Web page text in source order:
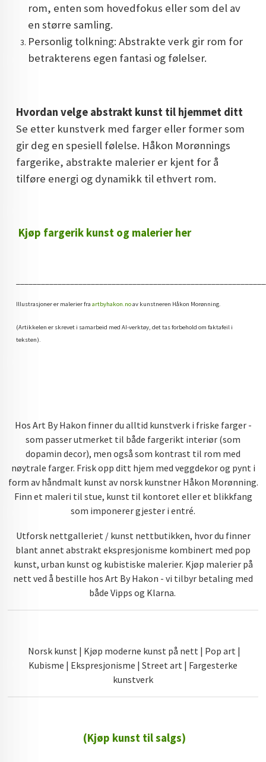
rom, enten som hovedfokus eller som del av
en større samling.
Personlig tolkning: Abstrakte verk gir rom for
betrakterens egen fantasi og følelser.
Hvordan velge abstrakt kunst til hjemmet ditt
Se etter kunstverk med farger eller former som
gir deg en spesiell følelse. Håkon Morønnings
fargerike, abstrakte malerier er kjent for å
tilføre energi og dynamikk til ethvert rom.
Kjøp fargerik kunst og malerier her
Illustrasjoner er malerier fraartbyhakon.noav kunstneren Håkon Morønning.
(Artikkelen er skrevet i samarbeid med AI-verktøy, det tas forbehold om faktafeil i
teksten).
Hos Art By Hakon finner du alltid kunstverk i friske farger -
som passer utmerket til både fargerikt interiør (som
dopamin decor), men også som kontrast til rom med
nøytrale farger. Frisk opp ditt hjem med veggdekor og pynt i
form av håndmalt kunst av norsk kunstner Håkon Morønning.
Finn et maleri til stue, kunst til kontoret eller et blikkfang
som imponerer gjester i entré.
Utforsk nettgalleriet / kunst nettbutikken, hvor du finner
blant annet abstrakt ekspresjonisme kombinert med pop
kunst, urban kunst og kubistiske malerier. Kjøp malerier på
nett ved å bestille hos Art By Hakon - vi tilbyr betaling med
både Vipps og Klarna.
Norsk kunst | Kjøp moderne kunst på nett | Pop art |
Kubisme | Ekspresjonisme | Street art | Fargesterke
kunstverk
(Kjøp kunst til salgs)